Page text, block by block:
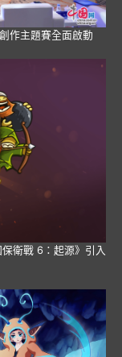
作主題賽全面啟動
衛戰 6：起源》引入